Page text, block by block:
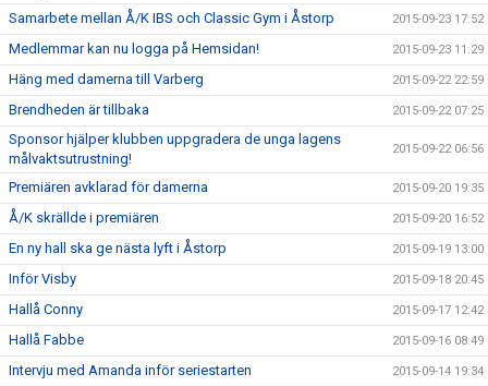
Samarbete mellan Å/K IBS och Classic Gym i Åstorp 2015-09-23 17:52
Medlemmar kan nu logga på Hemsidan! 2015-09-23 11:29
Häng med damerna till Varberg 2015-09-22 22:59
Brendheden är tillbaka 2015-09-22 07:25
Sponsor hjälper klubben uppgradera de unga lagens
målvaktsutrustning!
2015-09-22 06:56
Premiären avklarad för damerna 2015-09-20 19:35
Å/K skrällde i premiären 2015-09-20 16:52
En ny hall ska ge nästa lyft i Åstorp 2015-09-19 13:00
Inför Visby 2015-09-18 20:45
Hallå Conny 2015-09-17 12:42
Hallå Fabbe 2015-09-16 08:49
Intervju med Amanda inför seriestarten 2015-09-14 19:34